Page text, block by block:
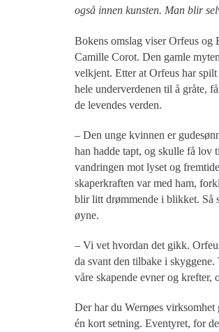
også innen kunsten. Man blir
Bokens omslag viser Orfeus og
Camille Corot. Den gamle
velkjent. Etter at Orfeus har
hele underverdenen til å gråte,
de levendes verden.
– Den unge kvinnen er
han hadde tapt, og skulle få lov
vandringen mot lyset og
skaperkraften var med ham,
blir litt drømmende i blikket. Så
øyne.
– Vi vet hvordan det gikk.
da svant den tilbake i
våre skapende evner og krefter,
Der har du Wernøes
én kort setning. Eventyret, for